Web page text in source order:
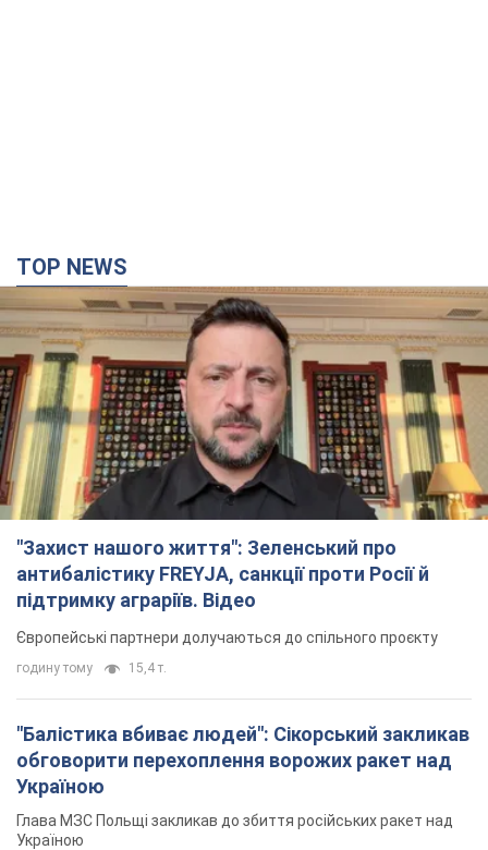
TOP NEWS
"Захист нашого життя": Зеленський про
антибалістику FREYJA, санкції проти Росії й
підтримку аграріїв. Відео
Європейські партнери долучаються до спільного проєкту
годину тому 15,4 т.
"Балістика вбиває людей": Сікорський закликав
обговорити перехоплення ворожих ракет над
Україною
Глава МЗС Польщі закликав до збиття російських ракет над
Україною